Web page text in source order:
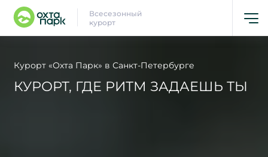
Всесезонный
курорт
Курорт «Охта Парк» в Санкт-Петербурге
КУРОРТ, ГДЕ РИТМ ЗАДАЕШЬ ТЫ